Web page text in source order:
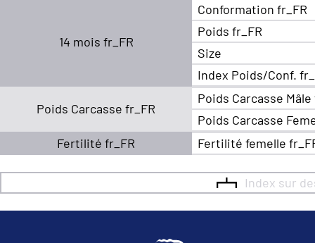
14 mois fr_FR
Conformation fr_FR
Poids fr_FR
Size
Index Poids/Conf.
Poids Carcasse fr_FR
Poids Carcasse Mâle
Poids Carcasse
Fertilité fr_FR
Fertilité femelle
Index sur